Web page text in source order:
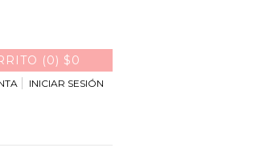
(0) $0
INICIAR SESIÓN